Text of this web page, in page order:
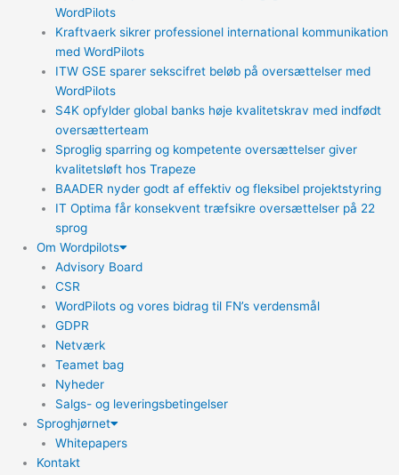
WordPilots
Kraftvaerk sikrer professionel international kommunikation
med WordPilots
ITW GSE sparer sekscifret beløb på oversættelser med
WordPilots
S4K opfylder global banks høje kvalitetskrav med indfødt
oversætterteam
Sproglig sparring og kompetente oversættelser giver
kvalitetsløft hos Trapeze
BAADER nyder godt af effektiv og fleksibel projektstyring
IT Optima får konsekvent træfsikre oversættelser på 22
sprog
Om Wordpilots
Advisory Board
CSR
WordPilots og vores bidrag til FN’s verdensmål
GDPR
Netværk
Teamet bag
Nyheder
Salgs- og leveringsbetingelser
Sproghjørnet
Whitepapers
Kontakt